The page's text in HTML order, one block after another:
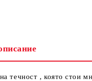
течност , която стои